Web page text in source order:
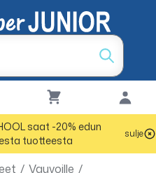
saat -20% edun
tuotteesta
sulje
/ Vauvoille /